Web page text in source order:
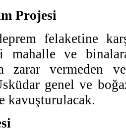
Projesi
felaketine
mahalle ve
zarar vermeden
genel ve
kavuşturulacak.